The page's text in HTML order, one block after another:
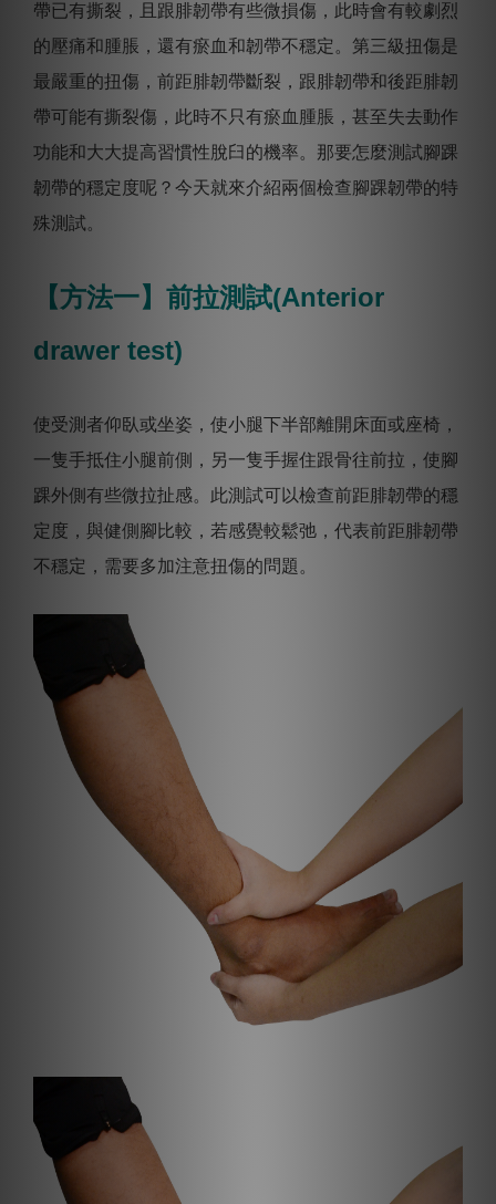
帶已有撕裂，且跟腓韌帶有些微損傷，此時會有較劇烈
的壓痛和腫脹，還有瘀血和韌帶不穩定。第三級扭傷是
最嚴重的扭傷，前距腓韌帶斷裂，跟腓韌帶和後距腓韌
帶可能有撕裂傷，此時不只有瘀血腫脹，甚至失去動作
功能和大大提高習慣性脫臼的機率。那要怎麼測試腳踝
韌帶的穩定度呢？今天就來介紹兩個檢查腳踝韌帶的特
殊測試。
【方法一】前拉測試(Anterior
drawer test)
使受測者仰臥或坐姿，使小腿下半部離開床面或座椅，
一隻手抵住小腿前側，另一隻手握住跟骨往前拉，使腳
踝外側有些微拉扯感。 此測試可以檢查前距腓韌帶的穩
定度，與健側腳比較，若感覺較鬆弛，代表前距腓韌帶
不穩定，需要多加注意扭傷的問題。